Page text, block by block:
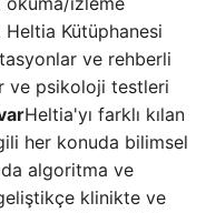
Heltia Kütüphanesi
ve rehberli
ve psikoloji testleri
Heltia'yı farklı kılan
her konuda bilimsel
algoritma ve
klinikte ve